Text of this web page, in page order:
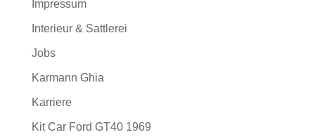
Impressum
Interieur & Sattlerei
Jobs
Karmann Ghia
Karriere
Kit Car Ford GT40 1969